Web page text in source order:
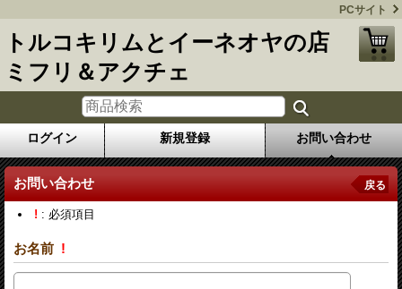
PCサイト
トルコキリムとイーネオヤの店
ミフリ＆アクチェ
ログイン 新規登録 お問い合わせ
お問い合わせ 戻る
! : 必須項目
お名前 !